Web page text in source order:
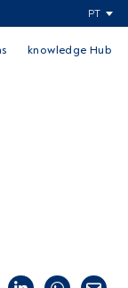
PT
knowledge Hub